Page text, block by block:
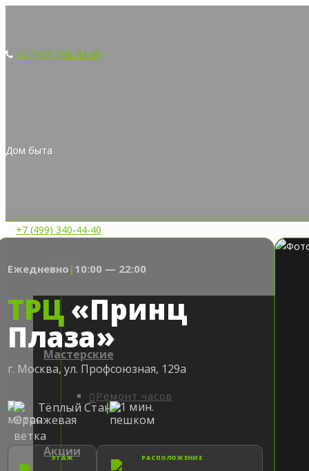
+7 (499) 340-44-40
Дом быта
Ремонт часов
Мастерские
Акции
+7 (499) 340-44-40
Ежедневно | 10:00 — 22:00
ТРЦ «Принц
Плаза»
г. Москва, ул. Профсоюзная, 129а
Тёплый Стан
| 1 мин.
ЭТАЖ РАСПОЛОЖЕНИЕ